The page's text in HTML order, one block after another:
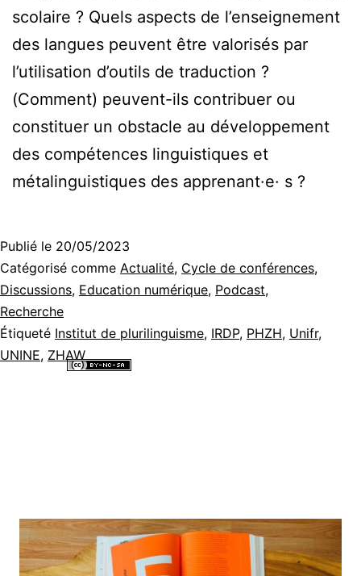
scolaire ? Quels aspects de l’enseignement
des langues peuvent être valorisés par
l’utilisation d’outils de traduction ?
(Comment) peuvent-ils contribuer ou
constituer un obstacle au développement
des compétences linguistiques et
métalinguistiques des apprenant·e· s ?
Publié le 20/05/2023
Catégorisé comme Actualité, Cycle de conférences,
Discussions, Education numérique, Podcast,
Recherche
Étiqueté Institut de plurilinguisme, IRDP, PHZH, Unifr,
UNINE, ZHAW